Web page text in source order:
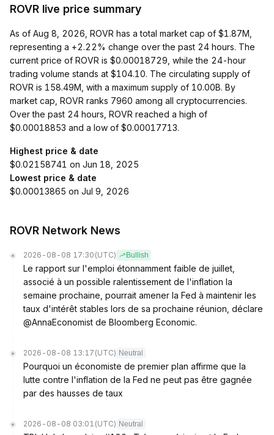
ROVR live price summary
As of Aug 8, 2026, ROVR has a total market cap of $1.87M,
representing a +2.22% change over the past 24 hours. The
current price of ROVR is $0.00018729, while the 24-hour
trading volume stands at $104.10. The circulating supply of
ROVR is 158.49M, with a maximum supply of 10.00B. By
market cap, ROVR ranks 7960 among all cryptocurrencies.
Over the past 24 hours, ROVR reached a high of
$0.00018853 and a low of $0.00017713.
Highest price & date
$0.02158741 on Jun 18, 2025
Lowest price & date
$0.00013865 on Jul 9, 2026
ROVR Network News
2026-08-08 17:30 (UTC) Bullish
Le rapport sur l'emploi étonnamment faible de juillet,
associé à un possible ralentissement de l'inflation la
semaine prochaine, pourrait amener la Fed à maintenir les
taux d'intérêt stables lors de sa prochaine réunion, déclare
@AnnaEconomist de Bloomberg Economic.
2026-08-08 13:17 (UTC) Neutral
Pourquoi un économiste de premier plan affirme que la
lutte contre l'inflation de la Fed ne peut pas être gagnée
par des hausses de taux
2026-08-08 03:01 (UTC) Neutral